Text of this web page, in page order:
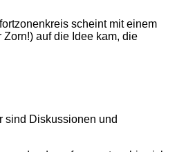
scheint mit einem
auf die Idee kam, die
sind Diskussionen und